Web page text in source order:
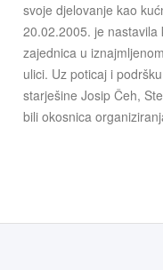
svoje djelovanje kao
20.02.2005. je nastavila
zajednica u
ulici. Uz poticaj i
starješine Josip Čeh,
bili okosnica